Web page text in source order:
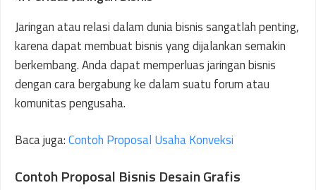
Jaringan atau relasi dalam dunia bisnis sangatlah penting,
karena dapat membuat bisnis yang dijalankan semakin
berkembang. Anda dapat memperluas jaringan bisnis
dengan cara bergabung ke dalam suatu forum atau
komunitas pengusaha.
Baca juga:Contoh Proposal Usaha Konveksi
Contoh Proposal Bisnis Desain Grafis